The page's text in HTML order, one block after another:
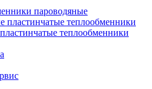
пароводяные
пластинчатые теплообменники
теплообменники